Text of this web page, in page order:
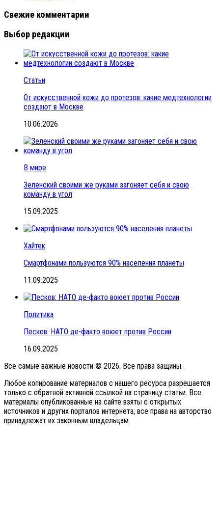
Свежие комментарии
Выбор редакции
Статьи
От искусственной кожи до протезов: какие медтехнологии
создают в Москве
10.06.2026
В мире
Зеленский своими же руками загоняет себя и свою
команду в угол
15.09.2025
Хайтек
Смартфонами пользуются 90% населения планеты
11.09.2025
Политика
Песков: НАТО де-факто воюет против России
16.09.2025
Все самые важные новости © 2026. Все права защины.
Любое копирование материалов с нашего ресурса разрешается
только с обратной активной ссылкой на страницу статьи. Все
материалы опубликованные на сайте взяты с открытых
источников и других порталов интернета, все права на авторство
принадлежат их законным владельцам.